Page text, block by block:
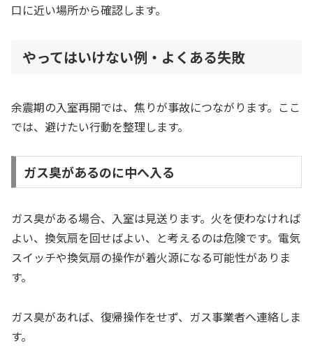
口に近い場所から確認します。
やってはいけない例・よくある失敗
余震期の入室再開では、焦りが事故につながります。ここ
では、避けたい行動を整理します。
ガス臭があるのに中へ入る
ガス臭がある場合、入室は見送ります。火を使わなければ
よい、換気扇を回せばよい、と考えるのは危険です。電気
スイッチや換気扇の操作が着火源になる可能性がありま
す。
ガス臭があれば、復帰操作をせず、ガス事業者へ連絡しま
す。